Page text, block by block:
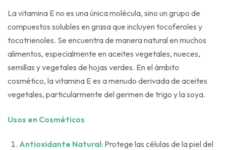
La vitamina E no es una única molécula, sino un grupo de
compuestos solubles en grasa que incluyen tocoferoles y
tocotrienoles. Se encuentra de manera natural en muchos
alimentos, especialmente en aceites vegetales, nueces,
semillas y vegetales de hojas verdes. En el ámbito
cosmético, la vitamina E es a menudo derivada de aceites
vegetales, particularmente del germen de trigo y la soya.
Usos en Cosméticos
Antioxidante Natural: Protege las células de la piel del